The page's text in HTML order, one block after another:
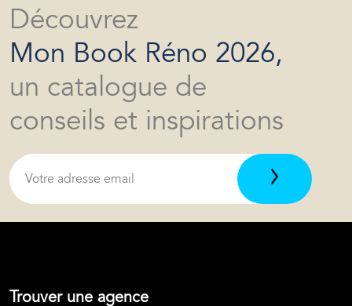
Découvrez
Mon Book Réno 2026,
un catalogue de
conseils et inspirations
Trouver une agence